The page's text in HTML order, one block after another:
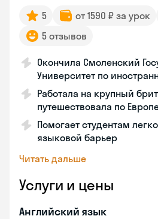
5 от 1590 ₽ за урок
5 отзывов
Окончила Смоленский
Университет по
Работала на крупный
путешествовала по
Помогает студентам
языковой барьер
Читать дальше
Услуги и цены
Английский язык